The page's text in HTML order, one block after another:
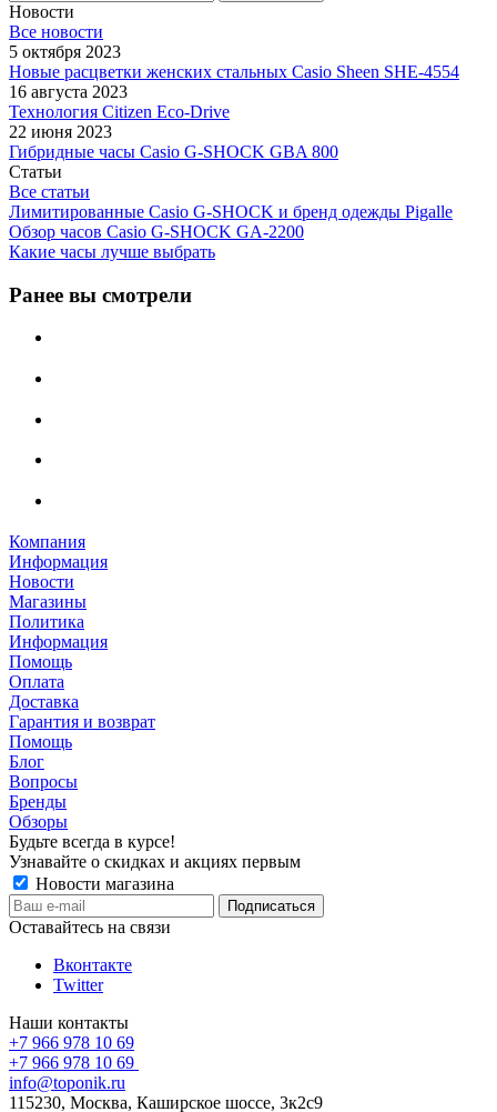
Новости
Все новости
5 октября 2023
Новые расцветки женских стальных Casio Sheen SHE-4554
16 августа 2023
Технология Citizen Eco-Drive
22 июня 2023
Гибридные часы Casio G-SHOCK GBA 800
Статьи
Все статьи
Лимитированные Casio G-SHOCK и бренд одежды Pigalle
Обзор часов Casio G-SHOCK GA-2200
Какие часы лучше выбрать
Ранее вы смотрели
Компания
Информация
Новости
Магазины
Политика
Информация
Помощь
Оплата
Доставка
Гарантия и возврат
Помощь
Блог
Вопросы
Бренды
Обзоры
Будьте всегда в курсе!
Узнавайте о скидках и акциях первым
Новости магазина
Оставайтесь на связи
Вконтакте
Twitter
Наши контакты
+7 966 978 10 69
+7 966 978 10 69
info@toponik.ru
115230, Москва, Каширское шоссе, 3к2с9